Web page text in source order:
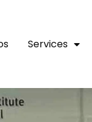
Services